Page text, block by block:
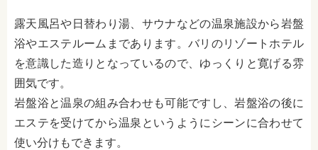
露天風呂や日替わり湯、サウナなどの温泉施設から岩盤
浴やエステルームまであります。バリのリゾートホテル
を意識した造りとなっているので、ゆっくりと寛げる雰
囲気です。
岩盤浴と温泉の組み合わせも可能ですし、岩盤浴の後に
エステを受けてから温泉というようにシーンに合わせて
使い分けもできます。